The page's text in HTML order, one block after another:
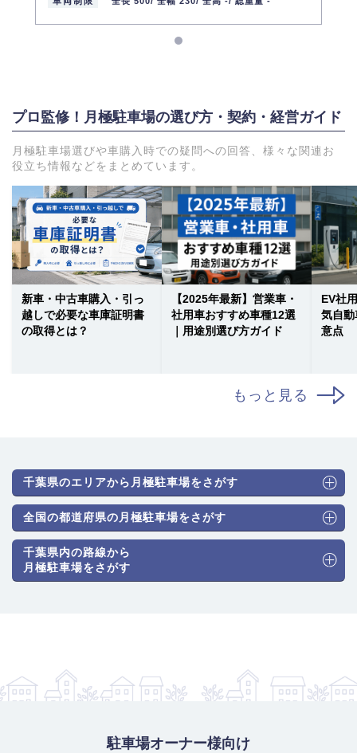
プロ監修！月極駐車場の選び方・契約・経営ガイド
月極駐車場選びや車購入時での疑問への回答、様々な関連お
役立ち情報などをまとめています。
新車・中古車購入・引っ
越しで必要な車庫証明書
の取得とは？
【2025年最新】営業車・
社用車おすすめ車種12選
｜用途別選び方ガイド
EV社
気自
意点
もっと見る
千葉県のエリアから月極駐車場をさがす
全国の都道府県の月極駐車場をさがす
千葉県内の路線から
月極駐車場をさがす
駐車場オーナー様向け